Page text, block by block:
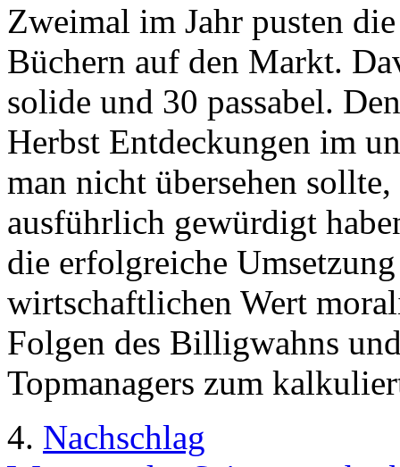
Zweimal im Jahr pusten
Büchern auf den Markt.
solide und 30 passabel.
Herbst Entdeckungen im
man nicht übersehen
ausführlich gewürdigt
die erfolgreiche
wirtschaftlichen Wert
Folgen des Billigwahns
Topmanagers zum
4. Nachschlag